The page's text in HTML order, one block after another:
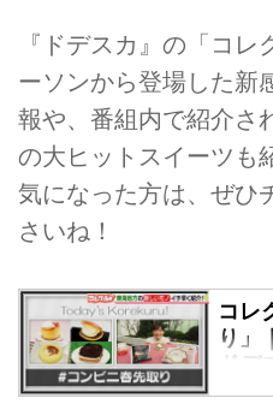
『ドデスカ』の「コ
ーソンから登場した新
報や、番組内で紹介さ
の大ヒットスイーツも
気になった方は、ぜひ
さいね！
コレ
り」
ドデ
【メ